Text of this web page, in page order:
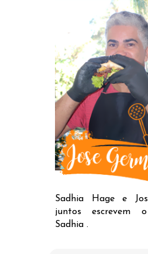
Sadhia Hage e
juntos escrevem
Sadhia .